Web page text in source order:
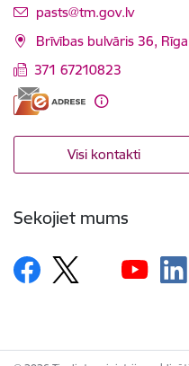
E-pasts:
pasts@tm.gov.lv
Brīvības bulvāris 36,
371 67210823
Visi kontakti
Sekojiet mums